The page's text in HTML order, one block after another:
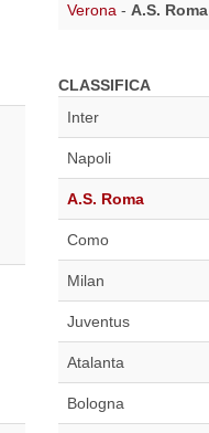
Verona - A.S. Roma
CLASSIFICA
Inter
Napoli
A.S. Roma
Como
Milan
Juventus
Atalanta
Bologna